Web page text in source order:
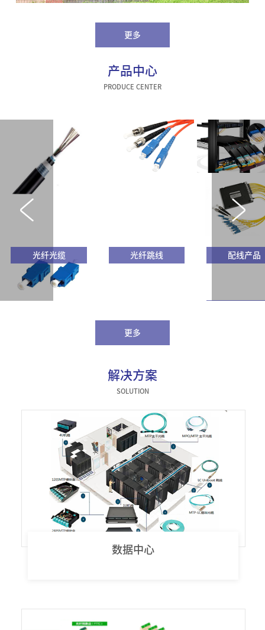
更多
产品中心
PRODUCE CENTER
光纤光缆 光纤跳线 配线产品
更多
解决方案
SOLUTION
数据中心